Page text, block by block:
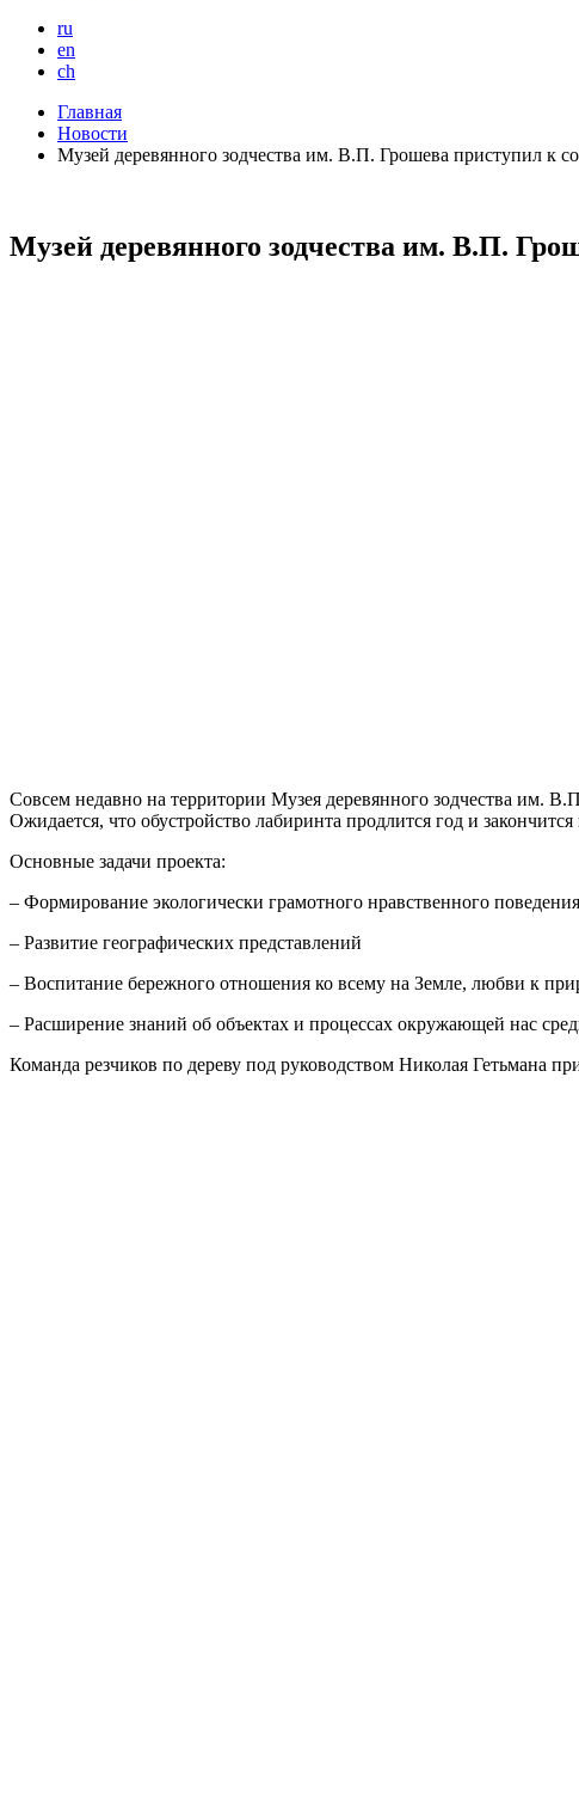
ru
en
ch
Главная
Новости
Музей деревянного зодчества им. В.П. Грошева приступил к
Музей деревянного зодчества им. В.П.
Совсем недавно на территории Музея деревянного зодчества им.
Ожидается, что обустройство лабиринта продлится год и закончится
Основные задачи проекта:
– Формирование экологически грамотного нравственного поведения
– Развитие географических представлений
– Воспитание бережного отношения ко всему на Земле, любви к
– Расширение знаний об объектах и процессах окружающей нас
Команда резчиков по дереву под руководством Николая Гетьмана